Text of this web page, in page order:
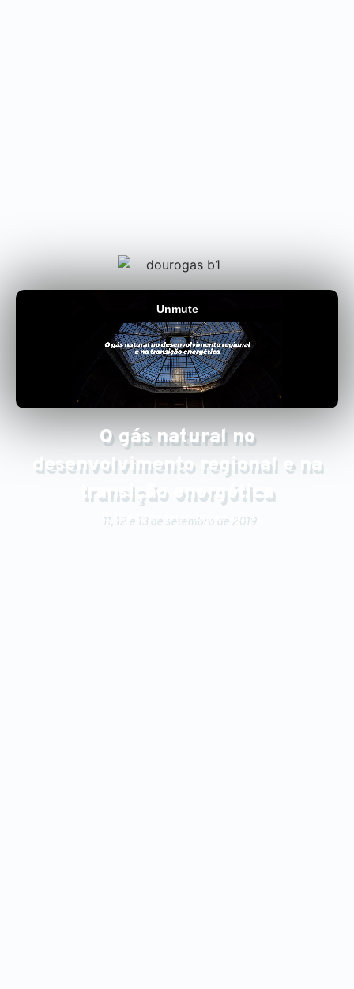
O gás natural no
desenvolvimento regional e na
transição energética
11, 12 e 13 de setembro de 2019